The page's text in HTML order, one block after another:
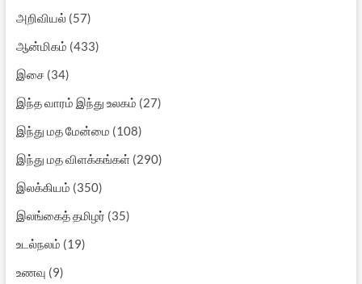
அறிவியல்(57)
ஆன்மிகம் (433)
இசை(34)
இந்த வாரம் இந்து உலகம் (27)
இந்து மத மேன்மை (108)
இந்து மத விளக்கங்கள்(290)
இலக்கியம் (350)
இலங்கைத் தமிழர் (35)
உடல்நலம் (19)
உணவு (9)